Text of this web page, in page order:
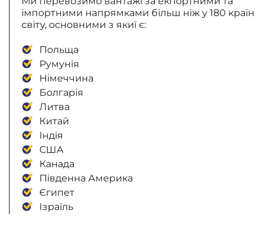
імпортними напрямками більш ніж у 180 країн
світу, основними з якиї є:
Польща
Румунія
Німеччина
Болгарія
Литва
Китай
Індія
США
Канада
Південна Америка
Єгипет
Ізраїль